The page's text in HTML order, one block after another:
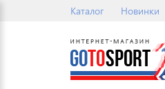
Каталог Новинки